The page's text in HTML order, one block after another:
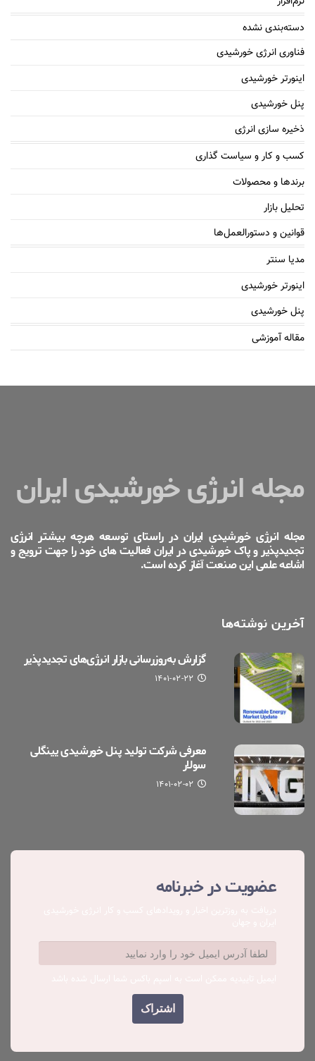
دسته‌بندی نشده
فناوری انرژی خورشیدی
اینورتر خورشیدی
پنل خورشیدی
ذخیره سازی انرژی
کسب و کار و سیاست گذاری
برندها و محصولات
تحلیل بازار
قوانین و دستورالعمل‌ها
مدیا سنتر
اینورتر خورشیدی
پنل خورشیدی
مقاله آموزشی
مجله انرژی خورشیدی ایران
مجله انرژی خورشیدی ایران در راستای توسعه هرچه بیشتر انرژی
تجدیدپذیر و پاک خورشیدی در ایران فعالیت های خود را جهت ترویج و
اشاعه علمی این صنعت آغاز کرده است.
آخرین نوشته‌ها
گزارش به‌روزرسانی بازار انرژی‌های تجدیدپذیر
۱۴۰۱-۰۲-۲۲
معرفی شرکت تولید پنل خورشیدی یینگلی
سولار
۱۴۰۱-۰۲-۰۲
عضویت در خبرنامه